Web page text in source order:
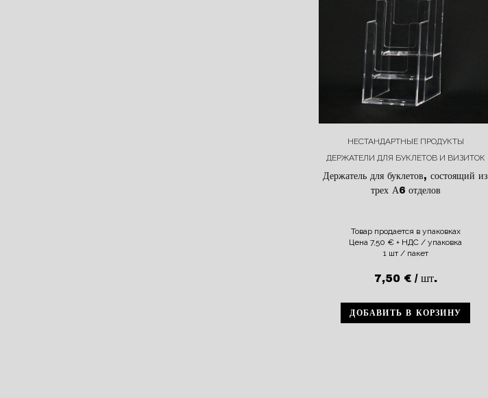
НЕСТАНДАРТНЫЕ ПРОДУКТЫ
ДЕРЖАТЕЛИ ДЛЯ БУКЛЕТОВ И ВИЗИТОК
Держатель для буклетов, состоящий из
трех А6 отделов
Товар продается в упаковках
Цена7,50 € + НДС / упаковка
1 шт / пакет
7,50 €/ шт.
ДОБАВИТЬ В КОРЗИНУ